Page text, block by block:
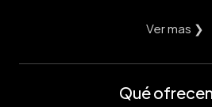
Ver mas ❯
Qué